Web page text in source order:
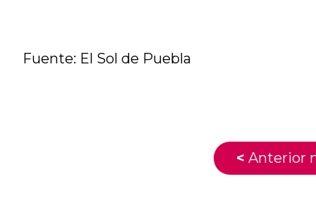
Fuente: El Sol de Puebla
< Anterior